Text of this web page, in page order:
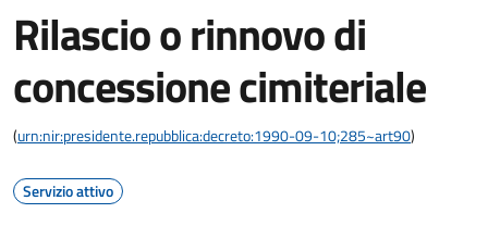
Rilascio o rinnovo di
concessione cimiteriale
(urn:nir:presidente.repubblica:decreto:1990-09-10;285~art90)
Servizio attivo